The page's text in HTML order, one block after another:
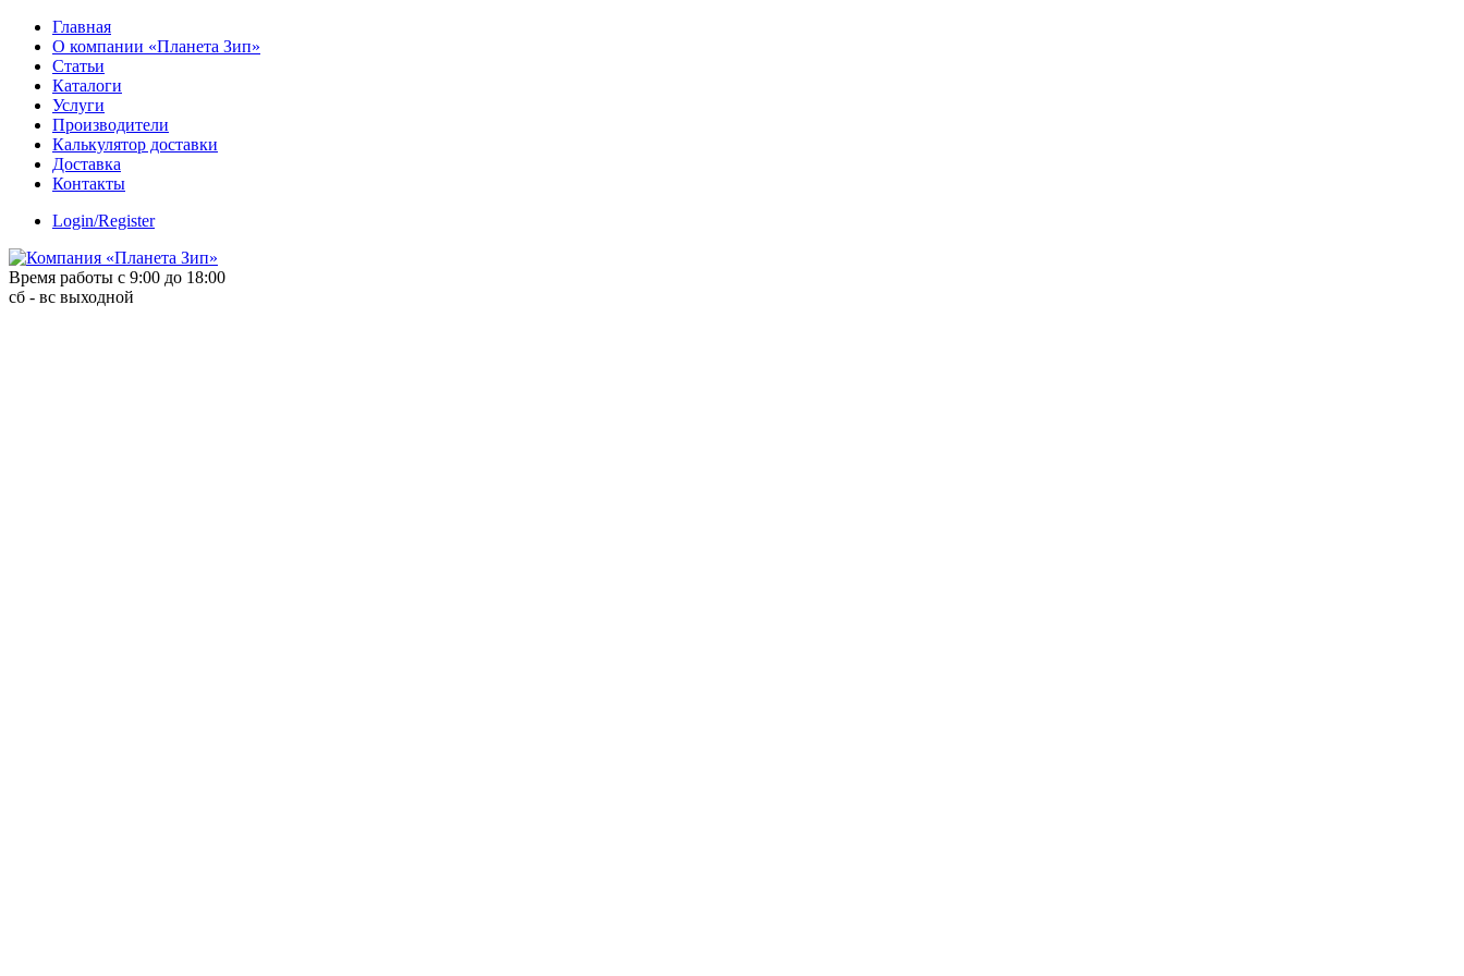
Skip
content
Главная
О компании «Планета Зип»
Статьи
Каталоги
Услуги
Производители
Калькулятор доставки
Доставка
Контакты
Login/Register
Время работы с 9:00 до 18:00
сб - вс выходной